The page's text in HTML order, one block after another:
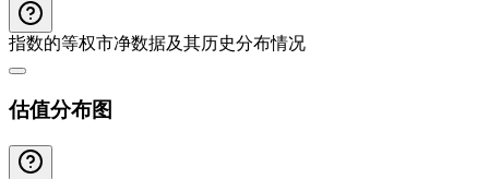
指数的等权市净数据及其历史分布情况
估值分布图